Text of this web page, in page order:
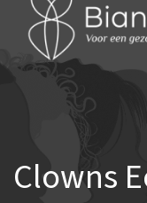
Clowns